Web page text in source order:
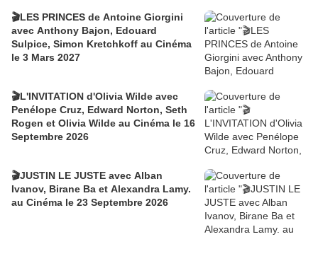
🎬LES PRINCES de Antoine Giorgini
avec Anthony Bajon, Edouard
Sulpice, Simon Kretchkoff au Cinéma
le 3 Mars 2027
🎬L'INVITATION d'Olivia Wilde avec
Penélope Cruz, Edward Norton, Seth
Rogen et Olivia Wilde au Cinéma le 16
Septembre 2026
🎬JUSTIN LE JUSTE avec Alban
Ivanov, Birane Ba et Alexandra Lamy.
au Cinéma le 23 Septembre 2026